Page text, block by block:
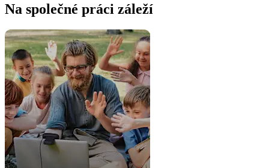
Na společné práci záleží